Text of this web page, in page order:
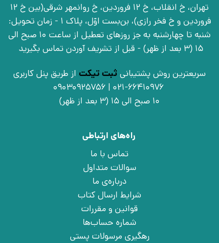
تهران، خ انقلاب، خ 12 فروردین، خ روانمهر شرقی(بین خ 12
فروردین و خ فخر رازی)، بن‌بست اوّل، پلاک 1 - زمان تحویل:
شنبه تا چهارشنبه به جز روزهای تعطیل از ساعت 10 صبح الی
15 (3 بعد از ظهر) - قبل از تشریف آوردن تماس بگیرید
سریعترین روش پشتیبانی ثبت تیکت از طریق پنل کاربری
021-66410976 | 09030925756
10 صبح الی 15 (3 بعد از ظهر)
راه‌های ارتباطی
تماس با ما
سوالات متداول
درباره‌ی ما
شرایط ارسال کتاب
قوانین و مقررات
شماره حساب‌ها
رهگیری مرسولات پستی